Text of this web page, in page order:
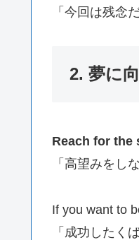
「今回は残念
2. 夢に
Reach for the
「高望みをし
If you want to
「成功したく